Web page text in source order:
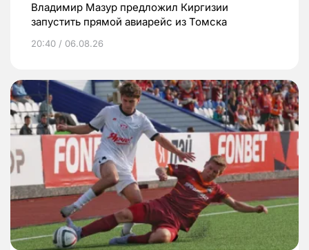
Владимир Мазур предложил Киргизии
запустить прямой авиарейс из Томска
20:40 / 06.08.26